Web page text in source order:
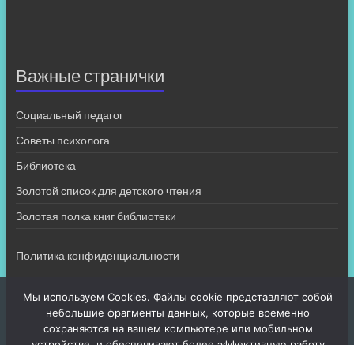
Важные странички
Социальный педагог
Советы психолога
Библиотека
Золотой список для детского чтения
Золотая полка книг библиотеки
Политика конфиденциальности
Мы используем Cookies. Файлы cookie представляют собой
небольшие фрагменты данных, которые временно
сохраняются на вашем компьютере или мобильном